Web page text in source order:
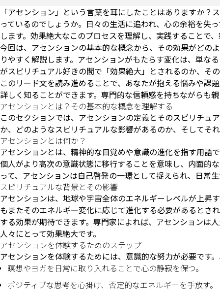
「アセンション」という言葉を耳にしたことはありますか
っているのでしょうか。日々の生活に追われ、心の余裕を失
します。効果絶大なこのプロセスを理解し、実践することで
今回は、アセンションの基本的な概念から、その効果がどの
りやすく解説します。アセンションがもたらす変化は、単な
がスピリチュアル好きの間で「効果絶大」とされるのか、そ
このリード文を読み進めることで、あなたが抱える悩みや課
詳しく知ることができます。専門的な信頼感を持ちながらも
アセンションとは？その基本的な概念を理解する
このセクションでは、アセンションの定義とそのスピリチュ
か、どのようなスピリチュアルな影響があるのか、そしてそ
アセンションとは何か？
アセンションとは、精神的な目覚めや意識の進化を指す用語
個人がより高次の意識状態に移行することを意味し、内面的
って、アセンションは自己啓発の一環として捉えられ、日常
スピリチュアルな背景とその影響
アセンションは、地球や宇宙全体のエネルギーレベルが上昇
もまたそのエネルギー変化に応じて進化する必要があるとさ
する効果が期待できます。専門家によれば、アセンションは
人々にとって効果絶大です。
アセンションを体験するためのステップ
アセンションを体験するためには、意識的な努力が必要です
瞑想やヨガを日常に取り入れることで心の静寂を保つ。
ポジティブな思考を心掛け、否定的なエネルギーを手放す。